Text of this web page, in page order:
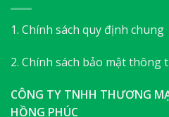
1. Chính sách quy định chung
2. Chính sách bảo mật thông
CÔNG TY TNHH THƯƠNG
HỒNG PHÚC